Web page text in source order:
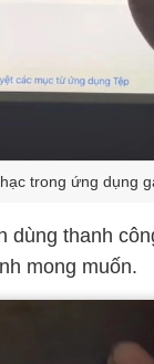
trong ứng dụng
dùng thanh
mong muốn.